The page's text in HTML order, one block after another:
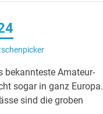
bekannteste Amateur-
sogar in ganz Europa.
sind die groben